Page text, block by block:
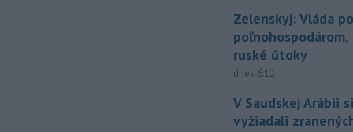
Zelenskyj: Vláda
ruské útoky
dnes 6:12
V Saudskej Arábii
vyžiadali